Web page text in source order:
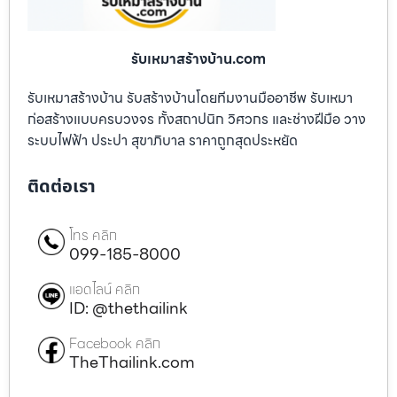
รับเหมาสร้างบ้าน.com
รับเหมาสร้างบ้าน รับสร้างบ้านโดยทีมงานมืออาชีพ รับเหมา
ก่อสร้างแบบครบวงจร ทั้งสถาปนิก วิศวกร และช่างฝีมือ วาง
ระบบไฟฟ้า ประปา สุขาภิบาล ราคาถูกสุดประหยัด
ติดต่อเรา
โทร คลิก
099-185-8000
แอดไลน์ คลิก
ID: @thethailink
Facebook คลิก
TheThailink.com